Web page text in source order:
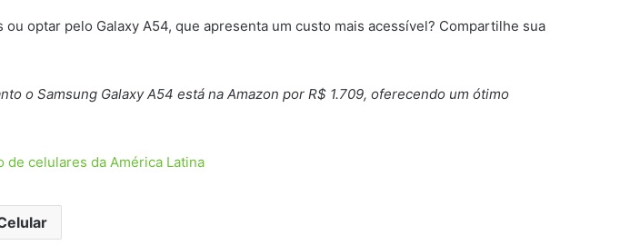
optar pelo Galaxy A54, que apresenta um custo mais acessível? Compartilhe sua
o Samsung Galaxy A54 está na Amazon por R$ 1.709, oferecendo um ótimo
de celulares da América Latina